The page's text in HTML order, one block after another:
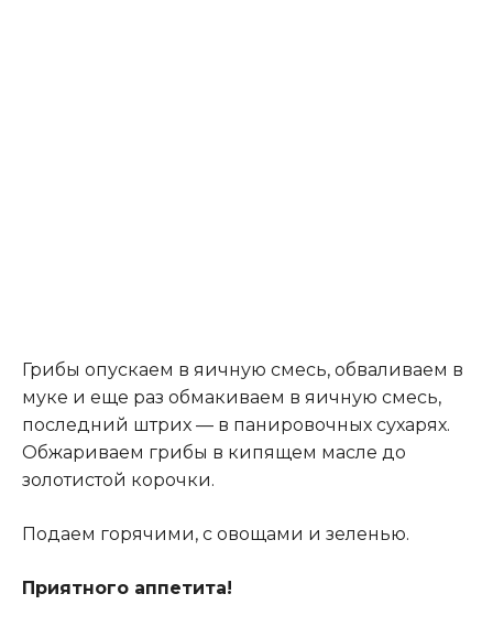
Грибы опускаем в яичную смесь, обваливаем в
муке и еще раз обмакиваем в яичную смесь,
последний штрих — в панировочных сухарях.
Обжариваем грибы в кипящем масле до
золотистой корочки.
Подаем горячими, с овощами и зеленью.
Приятного аппетита!